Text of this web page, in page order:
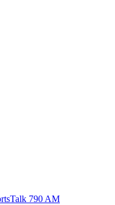
790 AM